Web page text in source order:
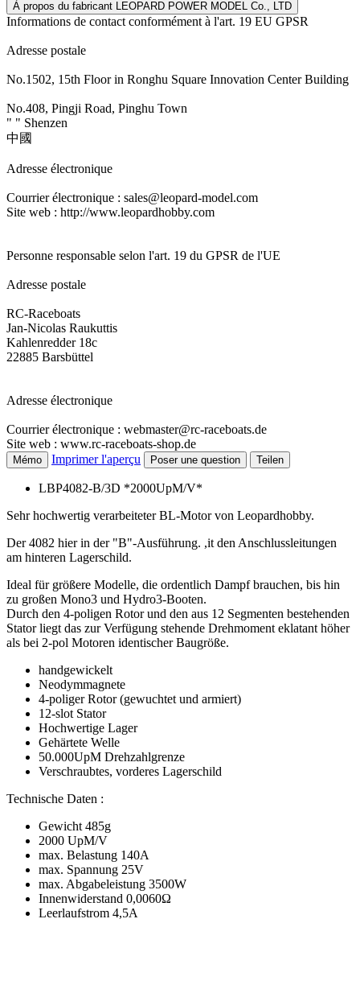
À propos du fabricant LEOPARD POWER MODEL Co., LTD
Informations de contact conformément à l'art. 19 EU GPSR
Adresse postale
No.1502, 15th Floor in Ronghu Square Innovation Center Building
No.408, Pingji Road, Pinghu Town
" " Shenzen
中國
Adresse électronique
Courrier électronique : sales@leopard-model.com
Site web : http://www.leopardhobby.com
Personne responsable selon l'art. 19 du GPSR de l'UE
Adresse postale
RC-Raceboats
Jan-Nicolas Raukuttis
Kahlenredder 18c
22885 Barsbüttel
Adresse électronique
Courrier électronique : webmaster@rc-raceboats.de
Site web : www.rc-raceboats-shop.de
Mémo Imprimer l'aperçu Poser une question Teilen
LBP4082-B/3D *2000UpM/V*
Sehr hochwertig verarbeiteter BL-Motor von Leopardhobby.
Der 4082 hier in der "B"-Ausführung. ,it den Anschlussleitungen
am hinteren Lagerschild.
Ideal für größere Modelle, die ordentlich Dampf brauchen, bis hin
zu großen Mono3 und Hydro3-Booten.
Durch den 4-poligen Rotor und den aus 12 Segmenten bestehenden
Stator liegt das zur Verfügung stehende Drehmoment eklatant höher
als bei 2-pol Motoren identischer Baugröße.
handgewickelt
Neodymmagnete
4-poliger Rotor (gewuchtet und armiert)
12-slot Stator
Hochwertige Lager
Gehärtete Welle
50.000UpM Drehzahlgrenze
Verschraubtes, vorderes Lagerschild
Technische Daten :
Gewicht 485g
2000 UpM/V
max. Belastung 140A
max. Spannung 25V
max. Abgabeleistung 3500W
Innenwiderstand 0,0060Ω
Leerlaufstrom 4,5A